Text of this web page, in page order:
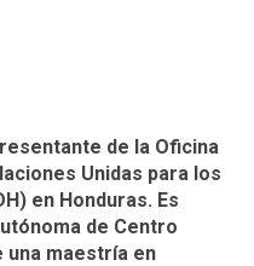
de la Oficina
Unidas para los
en Honduras. Es
de Centro
una maestría en